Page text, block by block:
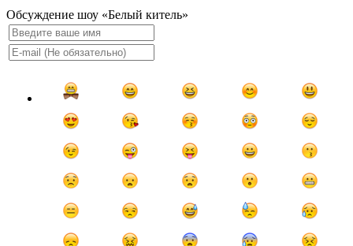
Обсуждение шоу «Белый китель»